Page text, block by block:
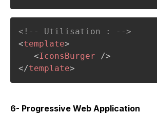
<!-- Utilisation : -->
<template>
<IconsBurger
/>
</template>
6- Progressive Web Application